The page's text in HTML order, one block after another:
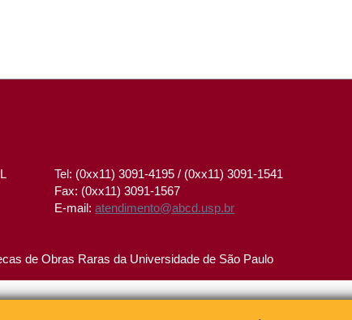
Tel: (0xx11) 3091-4195 / (0xx11) 3091-1541
Fax: (0xx11) 3091-1567
E-mail:atendimento@abcd.usp.br
de Obras Raras da Universidade de São Paulo